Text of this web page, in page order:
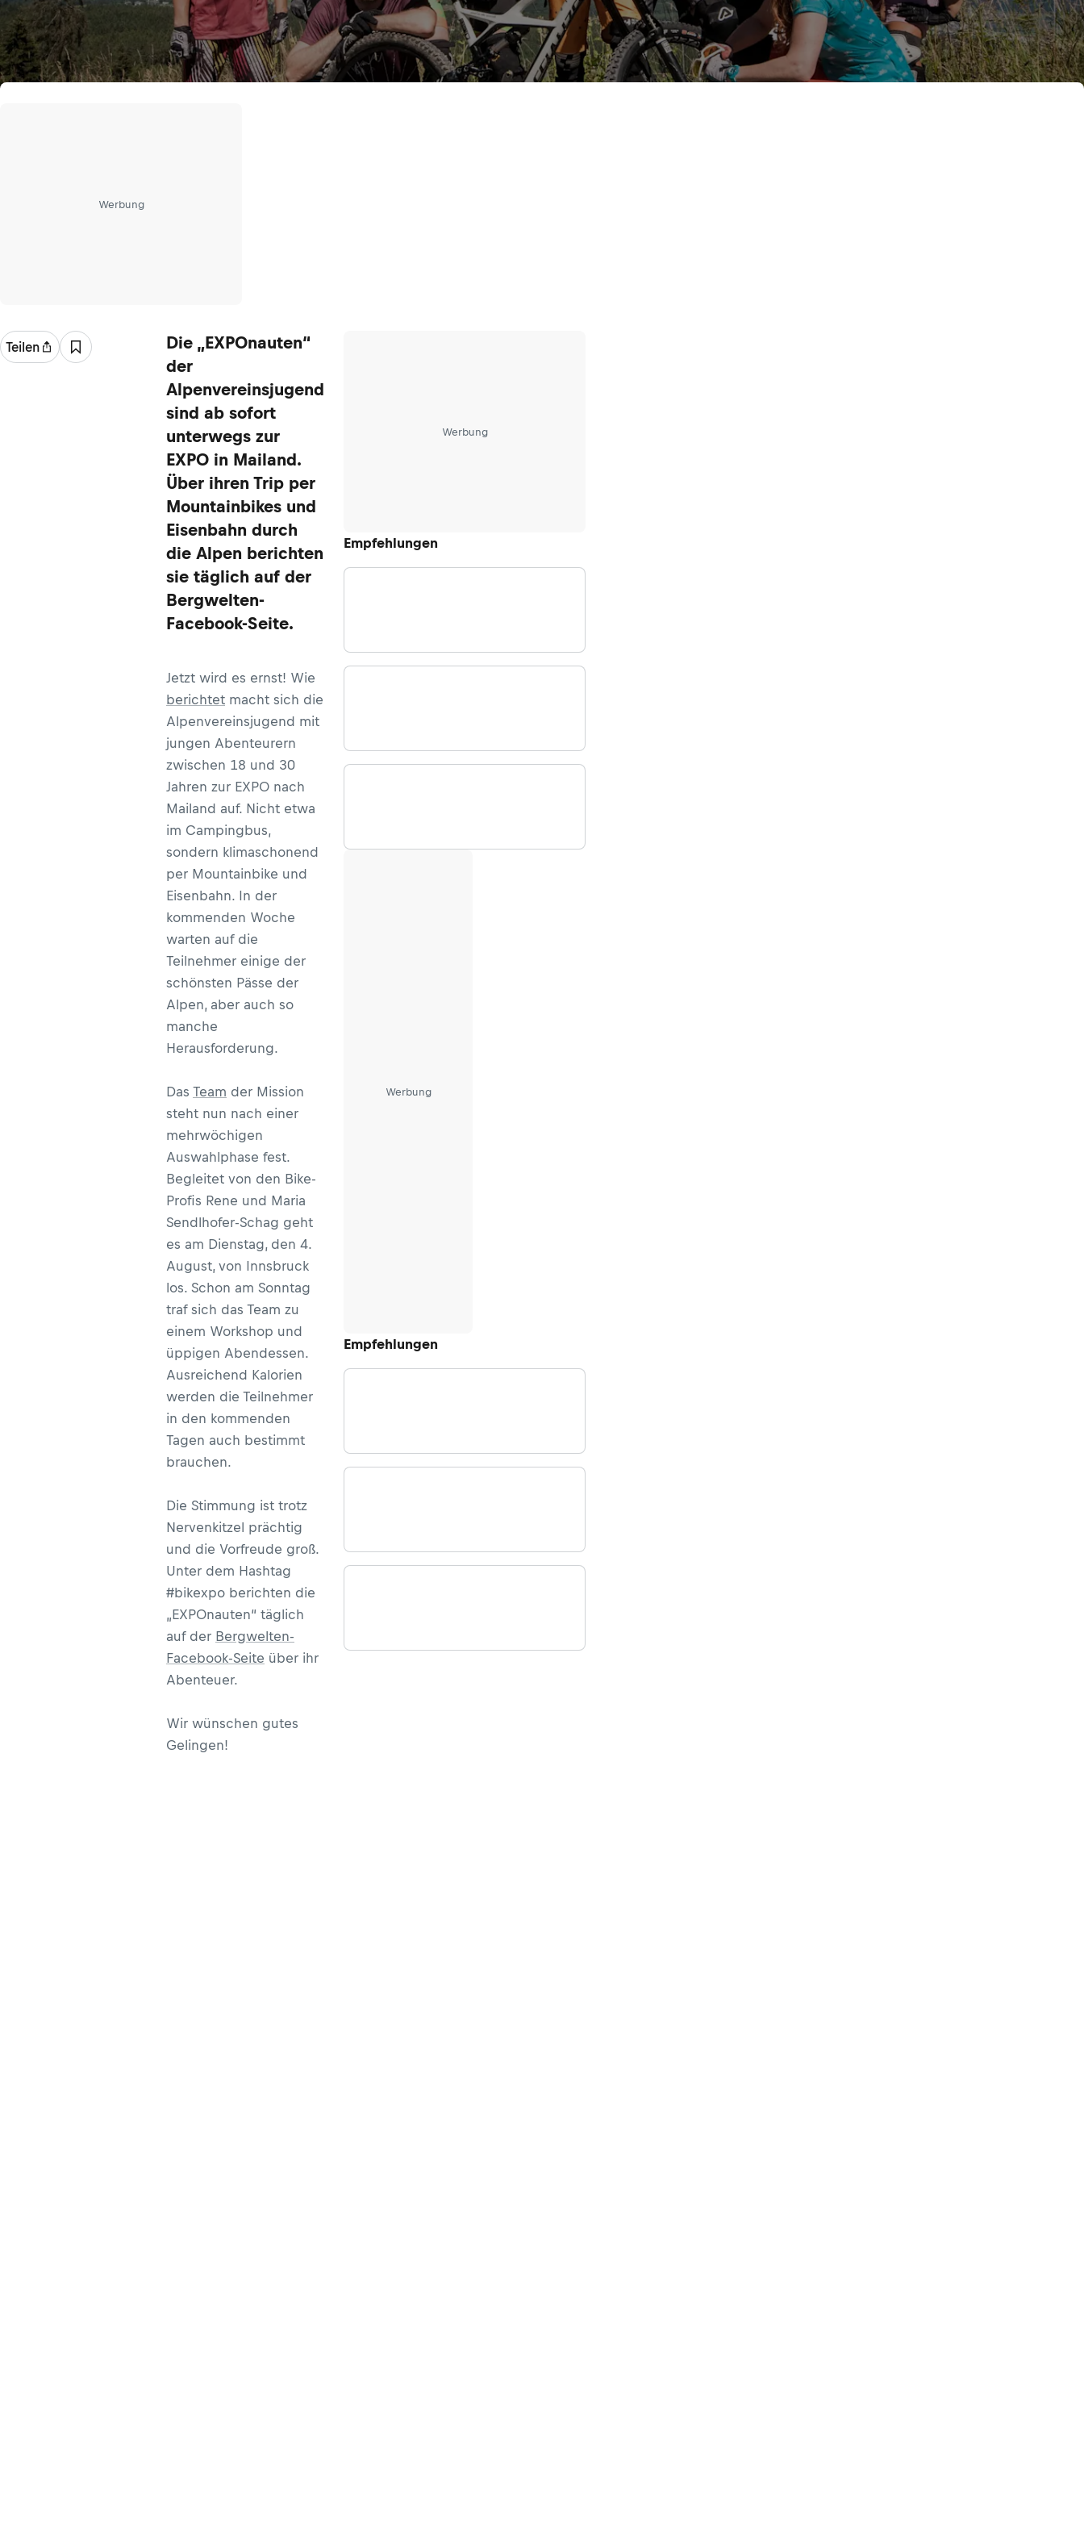
Werbung
Teilen
Werbung
Empfehlungen
Werbung
Empfehlungen
Die „EXPOnauten“
der
Alpenvereinsjugend
sind ab sofort
unterwegs zur
EXPO in Mailand.
Über ihren Trip per
Mountainbikes und
Eisenbahn durch
die Alpen berichten
sie täglich auf der
Bergwelten-
Facebook-Seite.
Jetzt wird es ernst! Wie
berichtet macht sich die
Alpenvereinsjugend mit
jungen Abenteurern
zwischen 18 und 30
Jahren zur EXPO nach
Mailand auf. Nicht etwa
im Campingbus,
sondern klimaschonend
per Mountainbike und
Eisenbahn. In der
kommenden Woche
warten auf die
Teilnehmer einige der
schönsten Pässe der
Alpen, aber auch so
manche
Herausforderung.
Das Team der Mission
steht nun nach einer
mehrwöchigen
Auswahlphase fest.
Begleitet von den Bike-
Profis Rene und Maria
Sendlhofer-Schag geht
es am Dienstag, den 4.
August, von Innsbruck
los. Schon am Sonntag
traf sich das Team zu
einem Workshop und
üppigen Abendessen.
Ausreichend Kalorien
werden die Teilnehmer
in den kommenden
Tagen auch bestimmt
brauchen.
Die Stimmung ist trotz
Nervenkitzel prächtig
und die Vorfreude groß.
Unter dem Hashtag
#bikexpo berichten die
„EXPOnauten“ täglich
auf der Bergwelten-
Facebook-Seite über ihr
Abenteuer.
Wir wünschen gutes
Gelingen!